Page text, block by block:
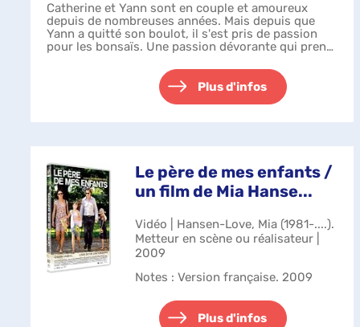
Catherine et Yann sont en couple et amoureux
depuis de nombreuses années. Mais depuis que
Yann a quitté son boulot, il s'est pris de passion
pour les bonsaïs. Une passion dévorante qui prend
Plus d'infos
Le père de mes enfants /
un film de Mia Hanse...
Vidéo | Hansen-Love, Mia (1981-....).
Metteur en scène ou réalisateur |
2009
Notes : Version française. 2009
Plus d'infos